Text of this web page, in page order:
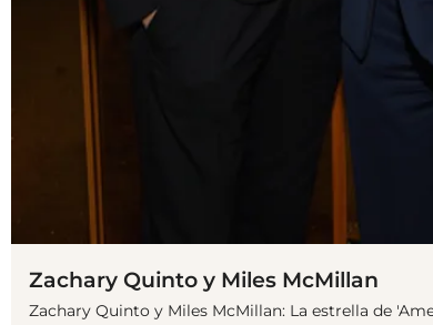
Zachary Quinto y Miles McMillan
Zachary Quinto y Miles McMillan: La estrella de